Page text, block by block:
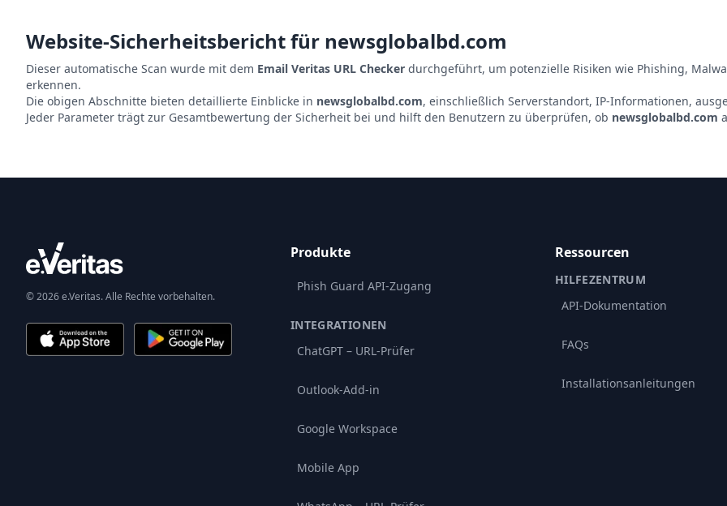
Website-Sicherheitsbericht für newsglobalbd.com
Dieser automatische Scan wurde mit dem Email Veritas URL Checker durchgeführt, um potenzielle Risiken wie Phishing,
erkennen.
Die obigen Abschnitte bieten detaillierte Einblicke in newsglobalbd.com, einschließlich Serverstandort, IP-Informationen,
Jeder Parameter trägt zur Gesamtbewertung der Sicherheit bei und hilft den Benutzern zu überprüfen, ob newsglobalbd.com
© 2026 e.Veritas. Alle Rechte vorbehalten.
Produkte
Phish Guard API-Zugang
INTEGRATIONEN
ChatGPT – URL-Prüfer
Outlook-Add-in
Google Workspace
Mobile App
Ressourcen
HILFEZENTRUM
API-Dokumentation
FAQs
Installationsanleitungen